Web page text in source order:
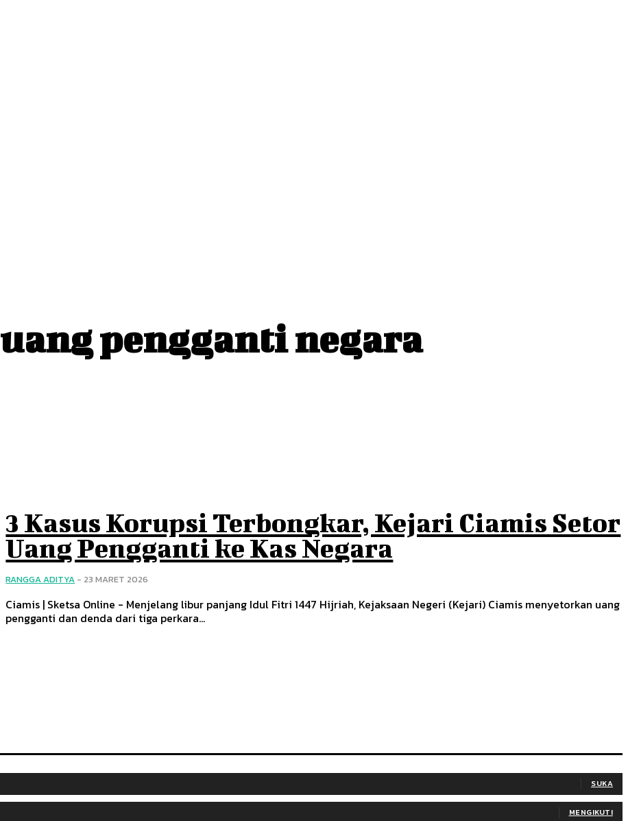
uang pengganti negara
3 Kasus Korupsi Terbongkar, Kejari Ciamis Setor
Uang Pengganti ke Kas Negara
RANGGA ADITYA - 23 MARET 2026
Ciamis | Sketsa Online - Menjelang libur panjang Idul Fitri 1447 Hijriah, Kejaksaan Negeri (Kejari) Ciamis menyetorkan uang
pengganti dan denda dari tiga perkara...
SUKA
MENGIKUTI